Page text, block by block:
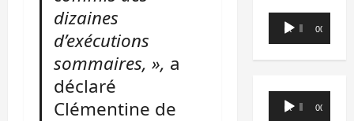
dizaines
d’exécutions
sommaires, », a
déclaré
Clémentine de
Lecteur
audio
00:00 00:00
Lecteur
00:00 00:00